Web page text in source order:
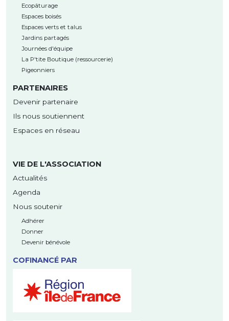
Ecopâturage
Espaces boisés
Espaces verts et talus
Jardins partagés
Journées d'équipe
La P'tite Boutique (ressourcerie)
Pigeonniers
PARTENAIRES
Devenir partenaire
Ils nous soutiennent
Espaces en réseau
VIE DE L'ASSOCIATION
Actualités
Agenda
Nous soutenir
Adhérer
Donner
Devenir bénévole
COFINANCÉ PAR